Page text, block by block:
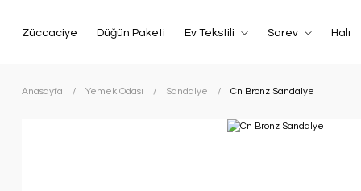
Züccaciye Düğün Paketi Ev Tekstili Sarev Halı
Anasayfa Yemek Odası Sandalye Cn Bronz Sandalye